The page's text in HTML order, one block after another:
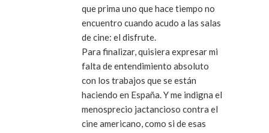
que prima uno que hace tiempo no
encuentro cuando acudo a las salas
de cine: el disfrute.
Para finalizar, quisiera expresar mi
falta de entendimiento absoluto
con los trabajos que se están
haciendo en España. Y me indigna el
menosprecio jactancioso contra el
cine americano, como si de esas